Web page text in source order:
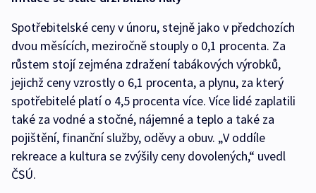
Spotřebitelské ceny v únoru, stejně jako v předchozích
dvou měsících, meziročně stouply o 0,1 procenta. Za
růstem stojí zejména zdražení tabákových výrobků,
jejichž ceny vzrostly o 6,1 procenta, a plynu, za který
spotřebitelé platí o 4,5 procenta více. Více lidé zaplatili
také za vodné a stočné, nájemné a teplo a také za
pojištění, finanční služby, oděvy a obuv. „V oddíle
rekreace a kultura se zvýšily ceny dovolených,“ uvedl
ČSÚ.